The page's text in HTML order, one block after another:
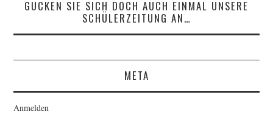
GUCKEN SIE SICH DOCH AUCH EINMAL UNSERE
SCHÜLERZEITUNG AN…
META
Anmelden